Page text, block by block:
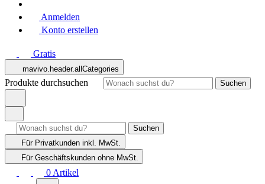
Anmelden
Konto erstellen
Gratis
mavivo.header.allCategories
Produkte durchsuchen Suchen
Suchen
Für Privatkunden inkl. MwSt.
Für Geschäftskunden ohne MwSt.
0 Artikel